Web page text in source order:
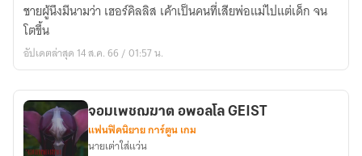
จอม
พลัง
แห่ง
ชายผู้นึงมีนามว่า เฮอร์คิลลิส เค้าเป็นคนที่เสียพ่อแม่ไปแต่เด็ก จน
โตขึ้น
อัปเดตล่าสุด 14 ส.ค. 66 / 01:57 น.
จอมเพชฌฆาต​ อพอลโล GEIST
แฟนฟิคนิยาย การ์ตูน เกม
นายเต่าใส่แว่น